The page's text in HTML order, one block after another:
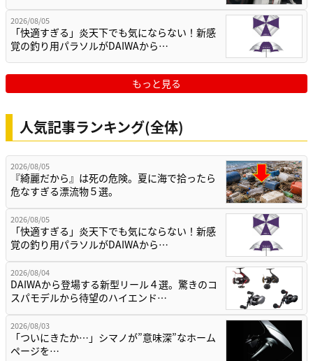
2026/08/05
「快適すぎる」炎天下でも気にならない！新感
覚の釣り用パラソルがDAIWAから…
もっと見る
人気記事ランキング(全体)
2026/08/05
『綺麗だから』は死の危険。夏に海で拾ったら
危なすぎる漂流物５選。
2026/08/05
「快適すぎる」炎天下でも気にならない！新感
覚の釣り用パラソルがDAIWAから…
2026/08/04
DAIWAから登場する新型リール４選。驚きのコ
スパモデルから待望のハイエンド…
2026/08/03
「ついにきたか…」シマノが”意味深”なホーム
ページを…